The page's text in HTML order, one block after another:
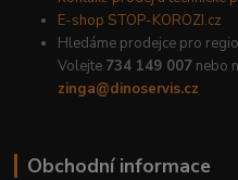
E-shop STOP-KOROZI.cz
Hledáme prodejce pro
Volejte 734 149 007 nebo
zinga@dinoservis.cz
Obchodní informace